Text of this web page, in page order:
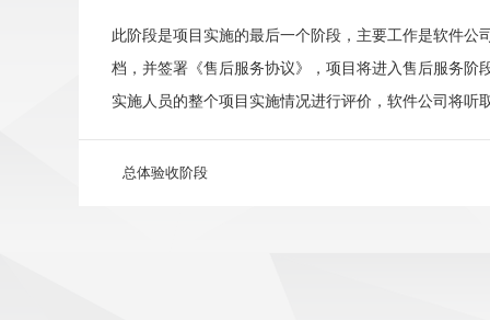
此阶段是项目实施的最后一个阶段，主要工作是软件
档，并签署《售后服务协议》，项目将进入售后服务
实施人员的整个项目实施情况进行评价，软件公司将
总体验收阶段